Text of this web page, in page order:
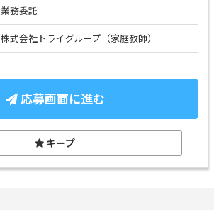
業務委託
株式会社トライグループ（家庭教師）
応募画面に進む
キープ